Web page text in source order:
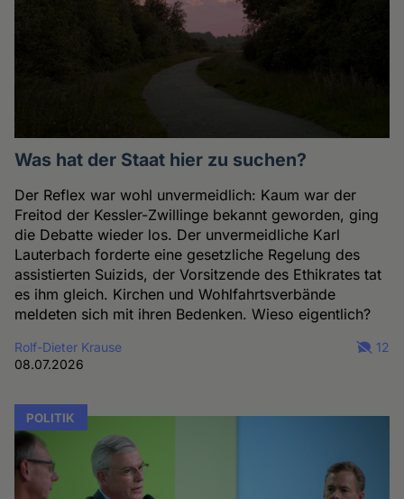
Was hat der Staat hier zu suchen?
Der Reflex war wohl unvermeidlich: Kaum war der
Freitod der Kessler-Zwillinge bekannt geworden, ging
die Debatte wieder los. Der unvermeidliche Karl
Lauterbach forderte eine gesetzliche Regelung des
assistierten Suizids, der Vorsitzende des Ethikrates tat
es ihm gleich. Kirchen und Wohlfahrtsverbände
meldeten sich mit ihren Bedenken. Wieso eigentlich?
Rolf-Dieter Krause
08.07.2026
12
POLITIK